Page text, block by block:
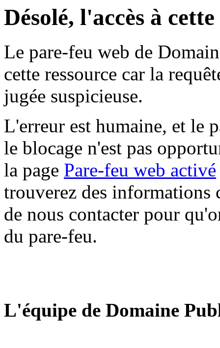
Désolé, l'accès à
Le pare-feu web de
cette ressource car la
jugée suspicieuse.
L'erreur est humaine, et le
le blocage n'est pas
la page Pare-feu web activé
trouverez des informations
de nous contacter pour
du pare-feu.
L'équipe de Domaine